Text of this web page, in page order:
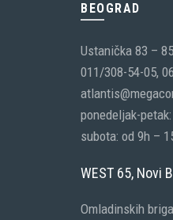
BEOGRAD
Ustanička 83 –
011/308-54-05,
ponedeljak-
subota: od 9h –
WEST 65, Novi
Omladinskih